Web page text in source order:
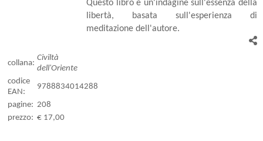
Questo libro è un'indagine sull'essenza della
libertà, basata sull'esperienza di
meditazione dell'autore.
collana:
Civiltà
dell'Oriente
codice
EAN:
9788834014288
pagine: 208
prezzo: € 17,00